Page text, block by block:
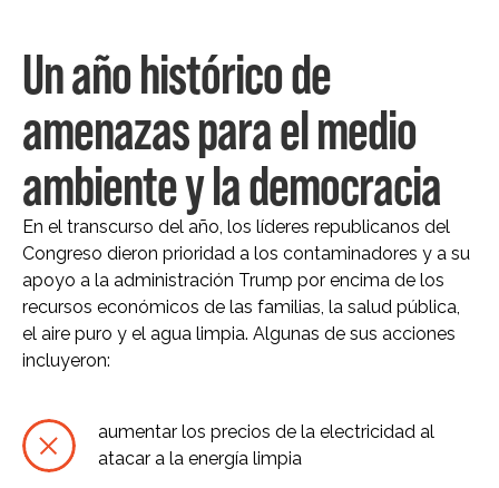
Un año histórico de
amenazas para el medio
ambiente y la democracia
En el transcurso del año, los líderes republicanos del
Congreso dieron prioridad a los contaminadores y a su
apoyo a la administración Trump por encima de los
recursos económicos de las familias, la salud pública,
el aire puro y el agua limpia. Algunas de sus acciones
incluyeron:
aumentar los precios de la electricidad al
atacar a la energía limpia